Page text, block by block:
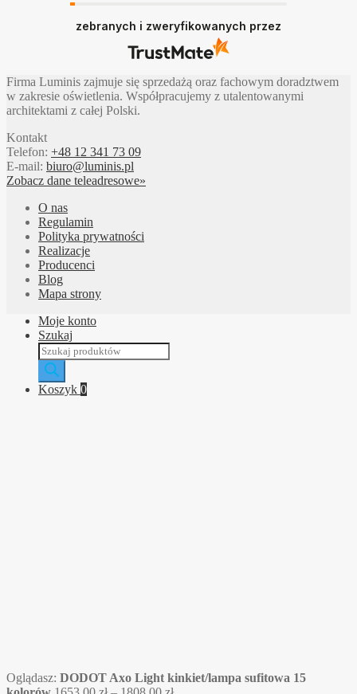
zebranych i zweryfikowanych przez
Firma Luminis zajmuje się sprzedażą oraz fachowym doradztwem
w zakresie oświetlenia. Współpracujemy z utalentowanymi
architektami z całej Polski.
Kontakt
Telefon: +48 12 341 73 09
E-mail: biuro@luminis.pl
Zobacz dane teleadresowe»
O nas
Regulamin
Polityka prywatności
Realizacje
Producenci
Blog
Mapa strony
Moje konto
Szukaj
Wyszukiwarka
produktów
Koszyk 0
Oglądasz: DODOT Axo Light kinkiet/lampa sufitowa 15